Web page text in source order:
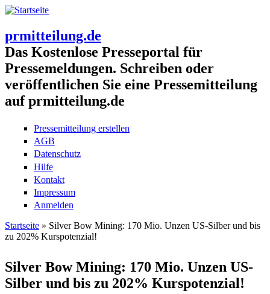
prmitteilung.de
Das Kostenlose Presseportal für
Pressemeldungen. Schreiben oder
veröffentlichen Sie eine Pressemitteilung
auf prmitteilung.de
Pressemitteilung erstellen
AGB
Datenschutz
Hilfe
Kontakt
Impressum
Anmelden
Sie sind hier
Startseite » Silver Bow Mining: 170 Mio. Unzen US-Silber und bis
zu 202% Kurspotenzial!
Silver Bow Mining: 170 Mio. Unzen US-
Silber und bis zu 202% Kurspotenzial!